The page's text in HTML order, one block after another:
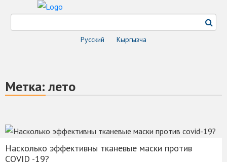
Русский Кыргызча
Метка:лето
Насколько эффективны тканевые маски против
COVID -19?